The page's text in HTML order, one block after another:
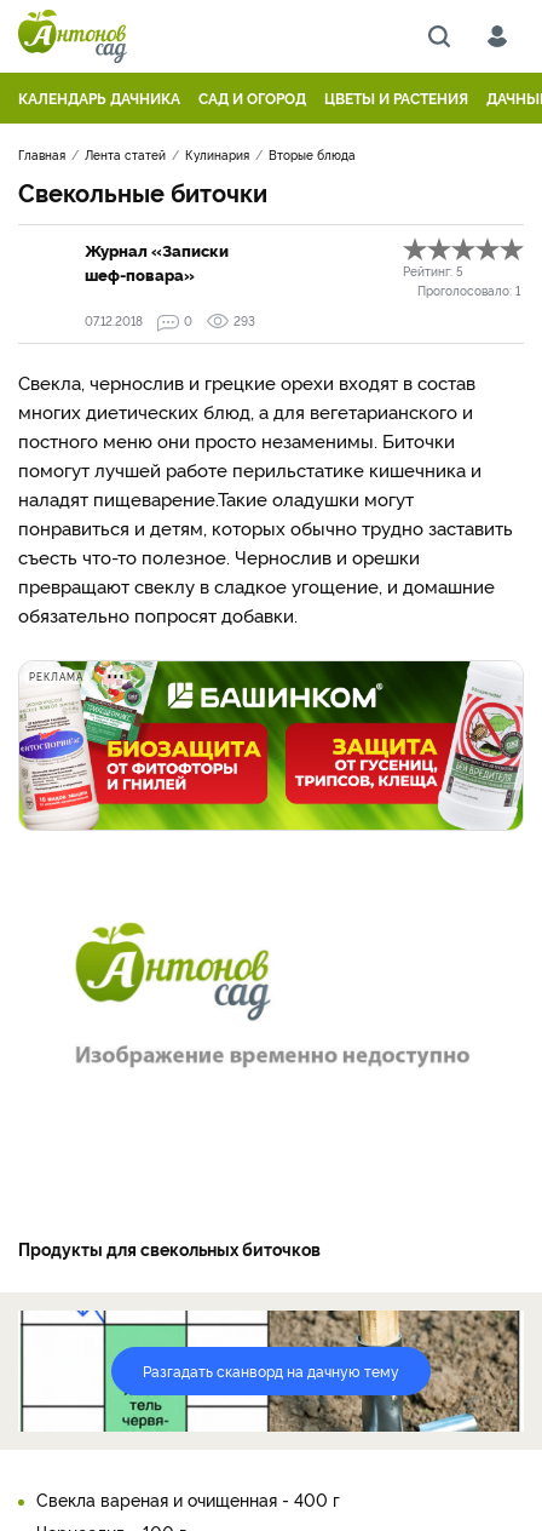
КАЛЕНДАРЬ ДАЧНИКА САД И ОГОРОД ЦВЕТЫ И РАСТЕНИЯ
Главная Лента статей Кулинария Вторые блюда
Свекольные биточки
Журнал «Записки
шеф-повара»
Рейтинг: 5
Проголосовало: 1
07.12.2018
0 293
Свекла, чернослив и грецкие орехи входят в состав
многих диетических блюд, а для вегетарианского и
постного меню они просто незаменимы. Биточки
помогут лучшей работе перильстатике кишечника и
наладят пищеварение.Такие оладушки могут
понравиться и детям, которых обычно трудно заставить
съесть что-то полезное. Чернослив и орешки
превращают свеклу в сладкое угощение, и домашние
обязательно попросят добавки.
РЕКЛАМА
Продукты для свекольных биточков
Разгадать сканворд на дачную тему
Свекла вареная и очищенная - 400 г